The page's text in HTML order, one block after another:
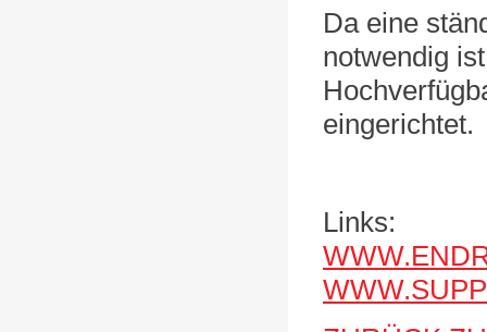
Da eine
notwendig
eingerichtet.
Links: